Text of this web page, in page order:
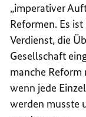
„imperativer
Reformen. Es
Verdienst, die
Gesellschaft
manche Reform
wenn jede
werden musste